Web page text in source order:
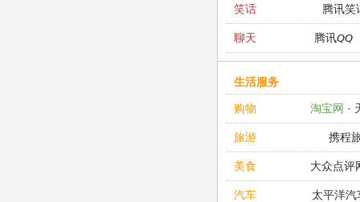
笑话 腾讯笑
聊天 腾讯QQ
生活服务
购物
淘宝网 ·
旅游 携程
美食 大众点评
汽车 太平洋汽